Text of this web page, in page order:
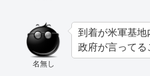
名無し
到着が米軍基地
政府が言ってる